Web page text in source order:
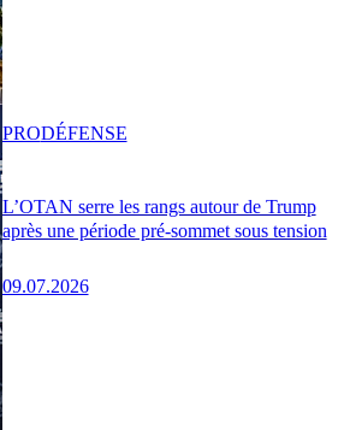
L’OTAN serre les rangs autour de Trump
après une période pré-sommet sous tension
09.07.2026
PRODÉFENSE